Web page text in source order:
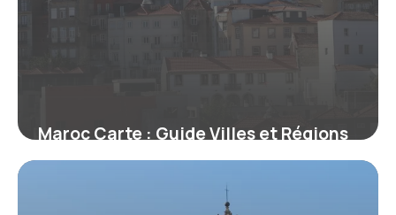
Maroc Carte : Guide Villes et Régions
20 mai 2026